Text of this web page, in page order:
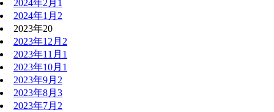
2024年2月 1
2024年1月 2
2023年20
2023年12月 2
2023年11月 1
2023年10月 1
2023年9月 2
2023年8月 3
2023年7月 2